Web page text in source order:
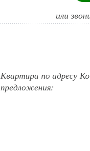
или
Квартира по адресу
предложения: